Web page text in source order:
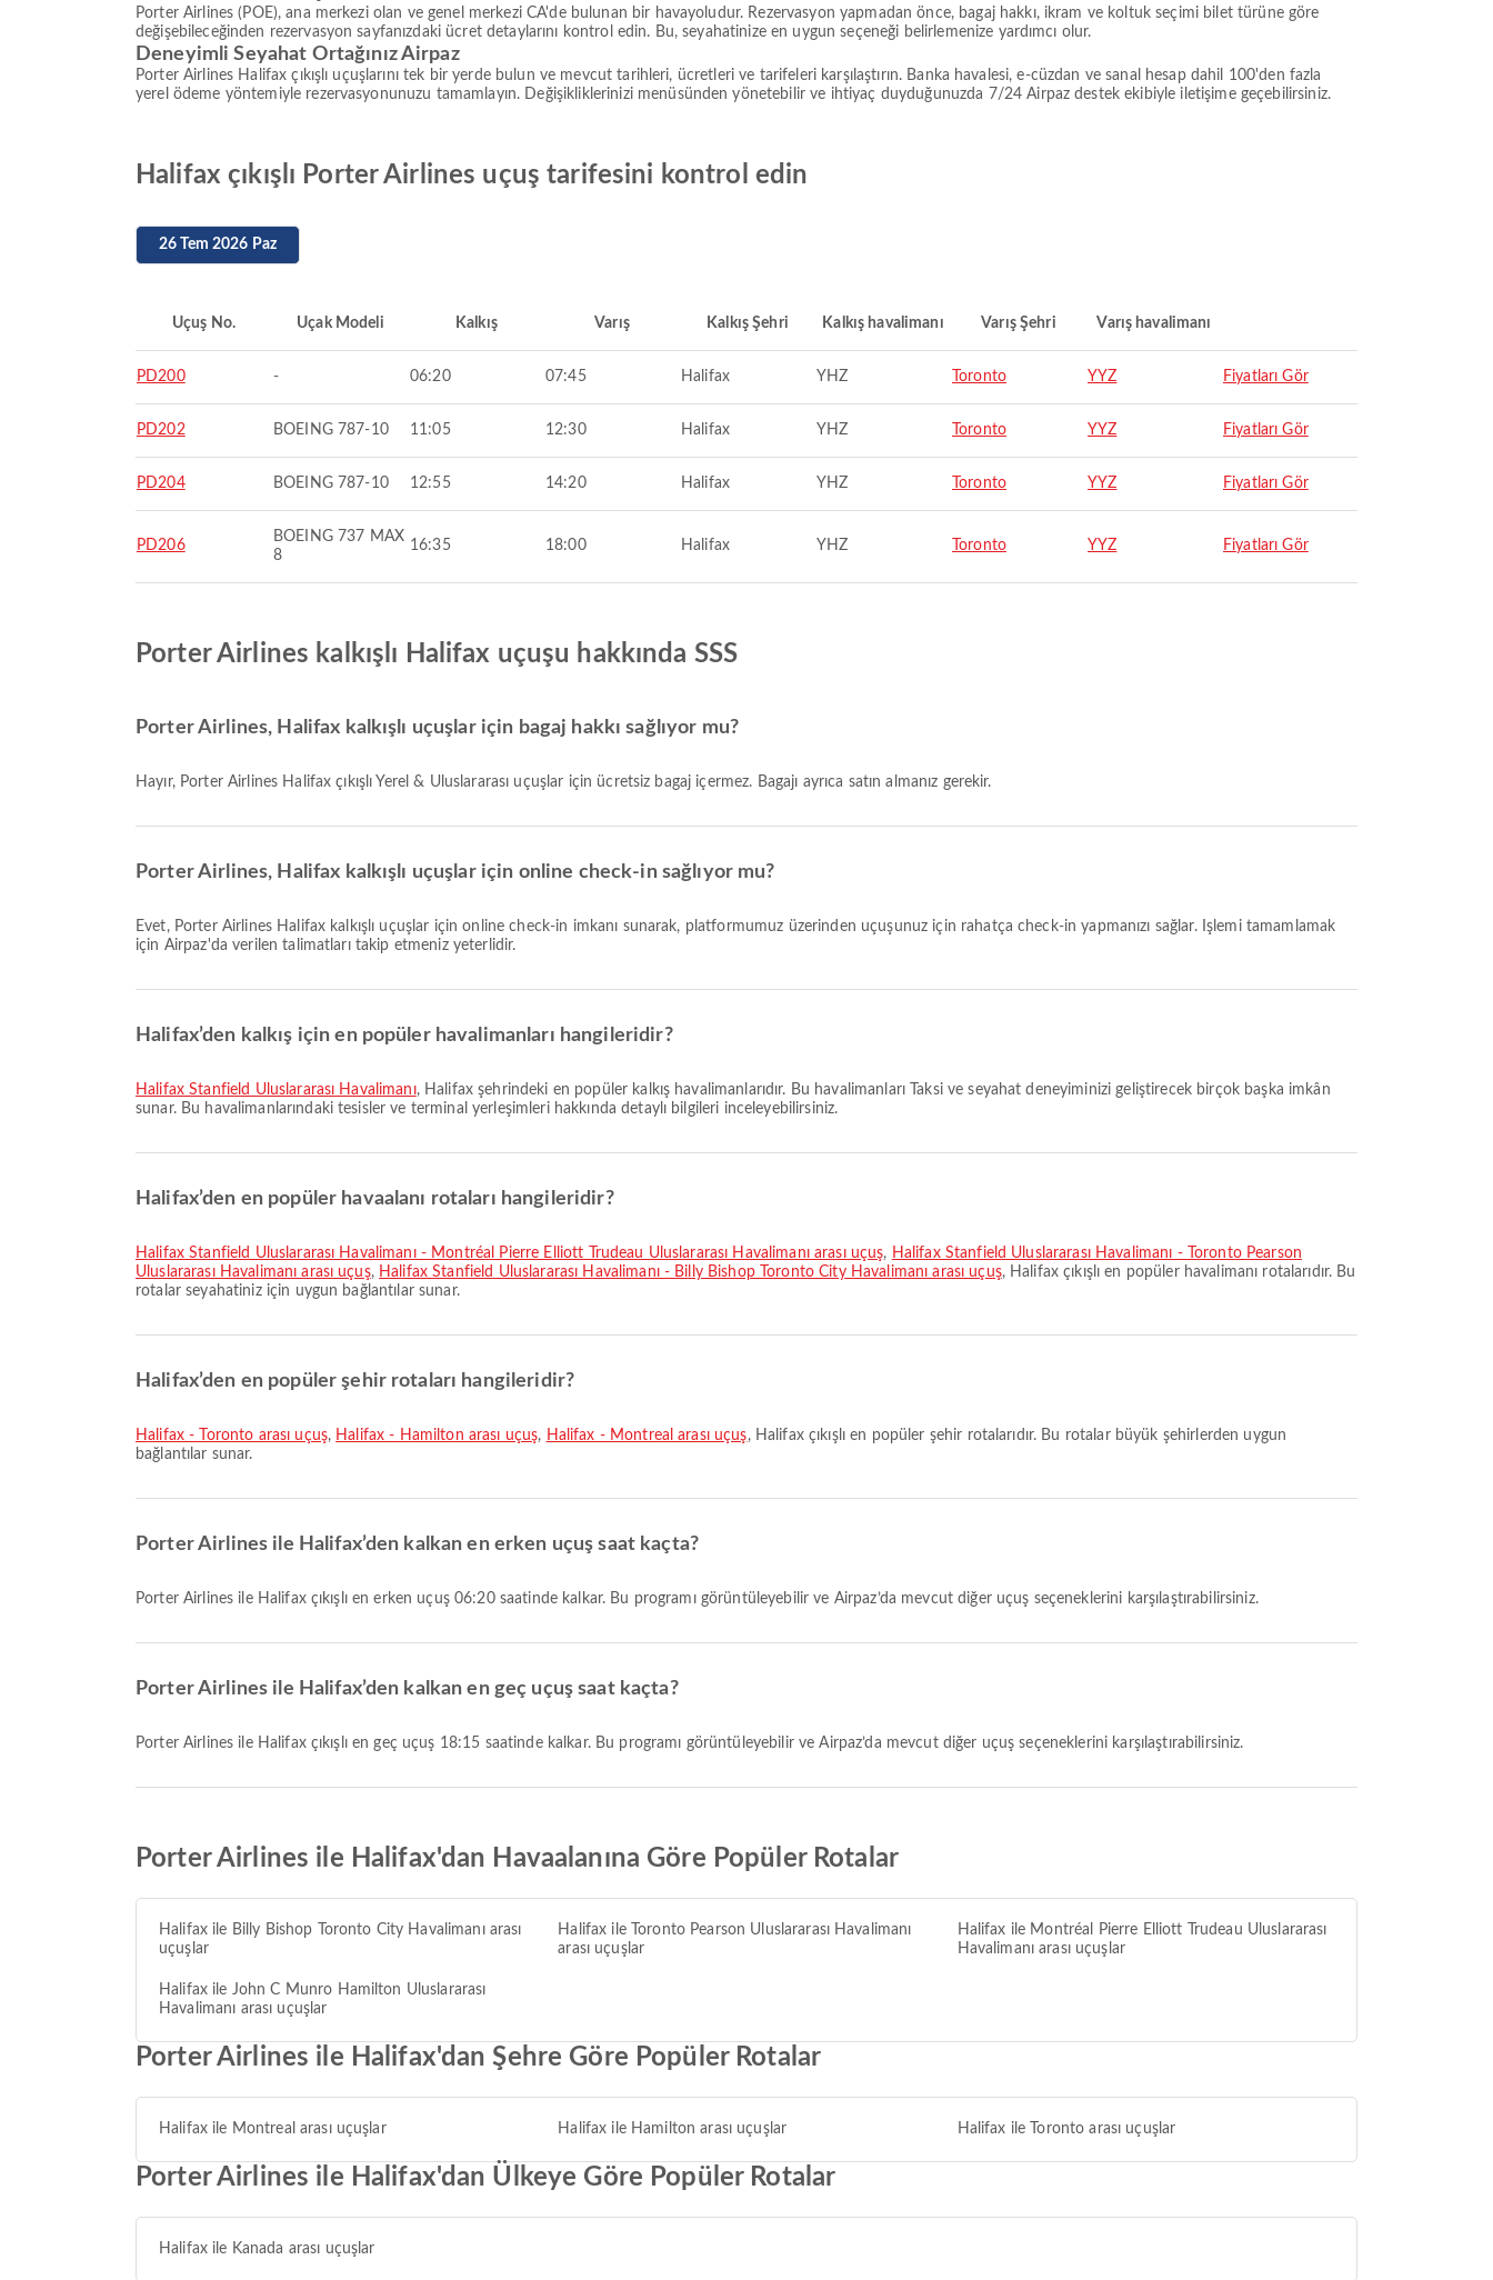
Porter Airlines (POE), ana merkezi olan ve genel merkezi CA'de bulunan bir havayoludur. Rezervasyon yapmadan önce, bagaj hakkı, ikram ve koltuk seçimi bilet türüne göre
değişebileceğinden rezervasyon sayfanızdaki ücret detaylarını kontrol edin. Bu, seyahatinize en uygun seçeneği belirlemenize yardımcı olur.
Deneyimli Seyahat Ortağınız Airpaz
Porter Airlines Halifax çıkışlı uçuşlarını tek bir yerde bulun ve mevcut tarihleri, ücretleri ve tarifeleri karşılaştırın. Banka havalesi, e-cüzdan ve sanal hesap dahil 100'den fazla
yerel ödeme yöntemiyle rezervasyonunuzu tamamlayın. Değişikliklerinizi menüsünden yönetebilir ve ihtiyaç duyduğunuzda 7/24 Airpaz destek ekibiyle iletişime geçebilirsiniz.
Halifax çıkışlı Porter Airlines uçuş tarifesini kontrol edin
26 Tem 2026 Paz
Uçuş No. Uçak Modeli Kalkış Varış Kalkış Şehri Kalkış havalimanı Varış Şehri Varış havalimanı
PD200 - 06:20 07:45 Halifax YHZ Toronto YYZ Fiyatları Gör
PD202 BOEING 787-10 11:05 12:30 Halifax YHZ Toronto YYZ Fiyatları Gör
PD204 BOEING 787-10 12:55 14:20 Halifax YHZ Toronto YYZ Fiyatları Gör
PD206
BOEING 737 MAX
8
16:35 18:00 Halifax YHZ Toronto YYZ Fiyatları Gör
Porter Airlines kalkışlı Halifax uçuşu hakkında SSS
Porter Airlines, Halifax kalkışlı uçuşlar için bagaj hakkı sağlıyor mu?
Hayır, Porter Airlines Halifax çıkışlı Yerel & Uluslararası uçuşlar için ücretsiz bagaj içermez. Bagajı ayrıca satın almanız gerekir.
Porter Airlines, Halifax kalkışlı uçuşlar için online check-in sağlıyor mu?
Evet, Porter Airlines Halifax kalkışlı uçuşlar için online check-in imkanı sunarak, platformumuz üzerinden uçuşunuz için rahatça check-in yapmanızı sağlar. İşlemi tamamlamak
için Airpaz'da verilen talimatları takip etmeniz yeterlidir.
Halifax’den kalkış için en popüler havalimanları hangileridir?
Halifax Stanfield Uluslararası Havalimanı, Halifax şehrindeki en popüler kalkış havalimanlarıdır. Bu havalimanları Taksi ve seyahat deneyiminizi geliştirecek birçok başka imkân
sunar. Bu havalimanlarındaki tesisler ve terminal yerleşimleri hakkında detaylı bilgileri inceleyebilirsiniz.
Halifax’den en popüler havaalanı rotaları hangileridir?
Halifax Stanfield Uluslararası Havalimanı - Montréal Pierre Elliott Trudeau Uluslararası Havalimanı arası uçuş, Halifax Stanfield Uluslararası Havalimanı - Toronto Pearson
Uluslararası Havalimanı arası uçuş, Halifax Stanfield Uluslararası Havalimanı - Billy Bishop Toronto City Havalimanı arası uçuş, Halifax çıkışlı en popüler havalimanı rotalarıdır. Bu
rotalar seyahatiniz için uygun bağlantılar sunar.
Halifax’den en popüler şehir rotaları hangileridir?
Halifax - Toronto arası uçuş, Halifax - Hamilton arası uçuş, Halifax - Montreal arası uçuş, Halifax çıkışlı en popüler şehir rotalarıdır. Bu rotalar büyük şehirlerden uygun
bağlantılar sunar.
Porter Airlines ile Halifax’den kalkan en erken uçuş saat kaçta?
Porter Airlines ile Halifax çıkışlı en erken uçuş 06:20 saatinde kalkar. Bu programı görüntüleyebilir ve Airpaz’da mevcut diğer uçuş seçeneklerini karşılaştırabilirsiniz.
Porter Airlines ile Halifax’den kalkan en geç uçuş saat kaçta?
Porter Airlines ile Halifax çıkışlı en geç uçuş 18:15 saatinde kalkar. Bu programı görüntüleyebilir ve Airpaz’da mevcut diğer uçuş seçeneklerini karşılaştırabilirsiniz.
Porter Airlines ile Halifax'dan Havaalanına Göre Popüler Rotalar
Halifax ile Billy Bishop Toronto City Havalimanı arası
uçuşlar
Halifax ile Toronto Pearson Uluslararası Havalimanı
arası uçuşlar
Halifax ile Montréal Pierre Elliott Trudeau Uluslararası
Havalimanı arası uçuşlar
Halifax ile John C Munro Hamilton Uluslararası
Havalimanı arası uçuşlar
Porter Airlines ile Halifax'dan Şehre Göre Popüler Rotalar
Halifax ile Montreal arası uçuşlar Halifax ile Hamilton arası uçuşlar Halifax ile Toronto arası uçuşlar
Porter Airlines ile Halifax'dan Ülkeye Göre Popüler Rotalar
Halifax ile Kanada arası uçuşlar